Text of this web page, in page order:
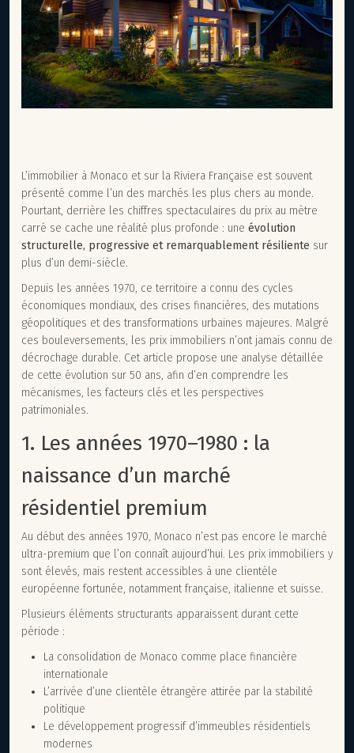
L’immobilier à Monaco et sur la Riviera Française est souvent
présenté comme l’un des marchés les plus chers au monde.
Pourtant, derrière les chiffres spectaculaires du prix au mètre
carré se cache une réalité plus profonde : une évolution
structurelle, progressive et remarquablement résiliente sur
plus d’un demi-siècle.
Depuis les années 1970, ce territoire a connu des cycles
économiques mondiaux, des crises financières, des mutations
géopolitiques et des transformations urbaines majeures. Malgré
ces bouleversements, les prix immobiliers n’ont jamais connu de
décrochage durable. Cet article propose une analyse détaillée
de cette évolution sur 50 ans, afin d’en comprendre les
mécanismes, les facteurs clés et les perspectives
patrimoniales.
1. Les années 1970–1980 : la
naissance d’un marché
résidentiel premium
Au début des années 1970, Monaco n’est pas encore le marché
ultra-premium que l’on connaît aujourd’hui. Les prix immobiliers y
sont élevés, mais restent accessibles à une clientèle
européenne fortunée, notamment française, italienne et suisse.
Plusieurs éléments structurants apparaissent durant cette
période :
La consolidation de Monaco comme place financière
internationale
L’arrivée d’une clientèle étrangère attirée par la stabilité
politique
Le développement progressif d’immeubles résidentiels
modernes